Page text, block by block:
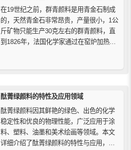
在19世纪之前，群青颜料是用青金石制成
的，天然青金石非常昂贵，产量很小，1公
斤矿物只能生产30克左右的群青颜料，直
到1826年，法国化学家通过在窑炉加热高
群青颜料仍在生产，但它...
酞菁绿颜料的特性及应用领域
酞菁绿颜料因其鲜艳的绿色、出色的化学
稳定性和优良的物理性能，广泛应用于涂
料、塑料、油墨和美术绘画等领域。本文
详细介绍了酞菁绿颜料的特性与应用，展